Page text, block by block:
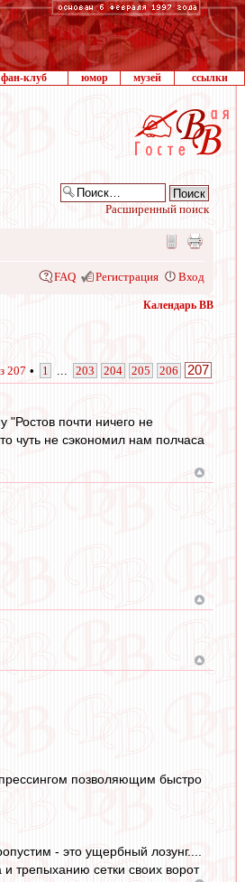
фан-клуб юмор музей ссылки
Расширенный поиск
FAQ Регистрация Вход
Календарь ВВ
207 • 1 203 204 205 206 207
почти ничего не
чуть не сэкономил нам полчаса
позволяющим быстро
- это ущербный лозунг....
трепыханию сетки своих ворот